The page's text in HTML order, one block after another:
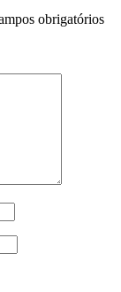
obrigatórios